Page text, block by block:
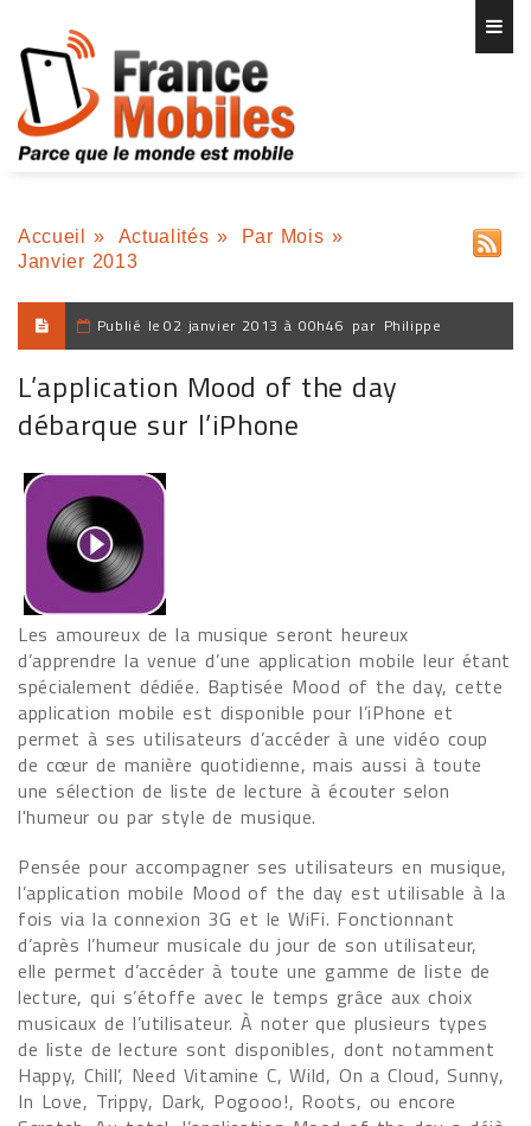
Accueil » Actualités » Par Mois »
Janvier 2013
Publié le 02 janvier 2013 à 00h46 par Philippe
L’application Mood of the day
débarque sur l’iPhone
Les amoureux de la musique seront heureux
d’apprendre la venue d’une application mobile leur étant
spécialement dédiée. Baptisée Mood of the day, cette
application mobile est disponible pour l’iPhone et
permet à ses utilisateurs d’accéder à une vidéo coup
de cœur de manière quotidienne, mais aussi à toute
une sélection de liste de lecture à écouter selon
l'humeur ou par style de musique.
Pensée pour accompagner ses utilisateurs en musique,
l’application mobile Mood of the day est utilisable à la
fois via la connexion 3G et le WiFi. Fonctionnant
d’après l’humeur musicale du jour de son utilisateur,
elle permet d’accéder à toute une gamme de liste de
lecture, qui s’étoffe avec le temps grâce aux choix
musicaux de l’utilisateur. À noter que plusieurs types
de liste de lecture sont disponibles, dont notamment
Happy, Chill’, Need Vitamine C, Wild, On a Cloud, Sunny,
In Love, Trippy, Dark, Pogooo!, Roots, ou encore